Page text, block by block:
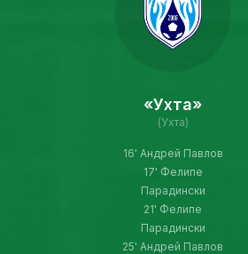
«Ухта»
(Ухта)
16' Андрей Павлов
17' Фелипе
Парадински
21' Фелипе
Парадински
25' Андрей Павлов